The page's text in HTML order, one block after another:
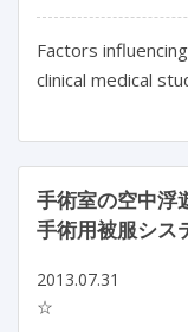
Factors
clinical medical
手術室の空中浮
手術用被服シス
2013.07.31
☆